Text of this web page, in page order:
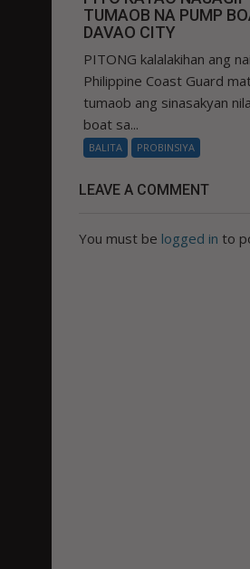
TUMAOB NA PUMP
DAVAO CITY
PITONG kalalakihan ang
Philippine Coast Guard
tumaob ang sinasakyan
boat sa...
BALITA PROBINSIYA
LEAVE A COMMENT
You must be logged in to